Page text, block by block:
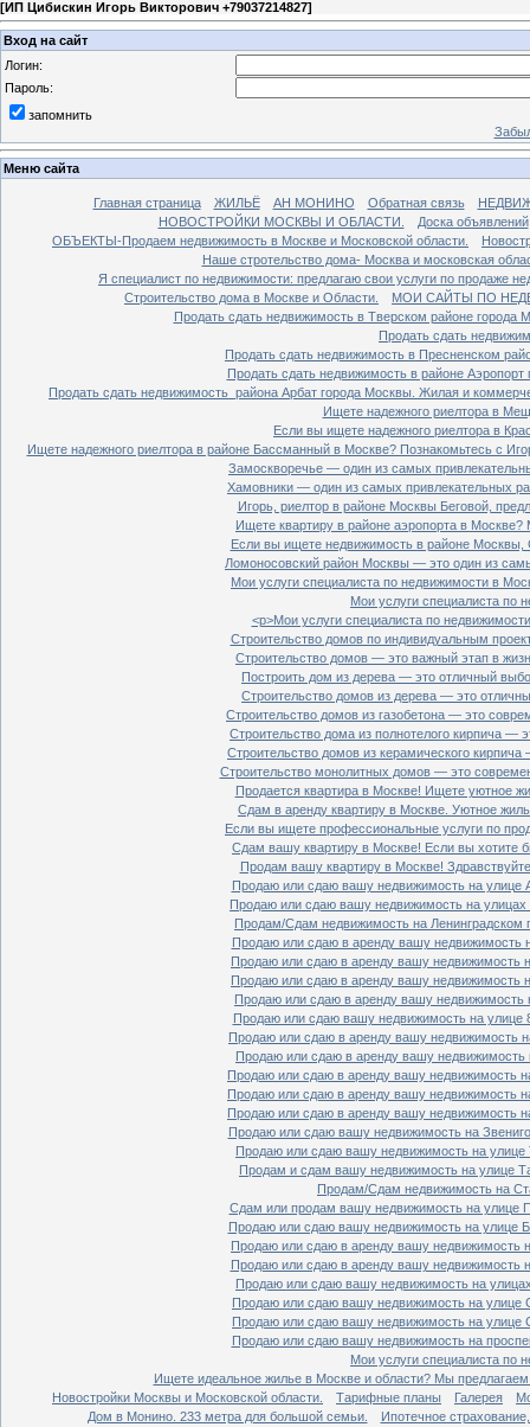
[ИП Цибискин Игорь Викторович +79037214827]
Вход на сайт
Логин:
Пароль:
запомнить
Меню сайта
Главная страница ЖИЛЬЁ АН МОНИНО Обратная связь
НОВОСТРОЙКИ МОСКВЫ И ОБЛАСТИ.
Доска объявлений
ОБЪЕКТЫ-Продаем недвижимость в Москве и Московской области.
Наше стротельство дома- Москва и московская
Я специалист по недвижимости: предлагаю свои услуги по продаже
Строительство дома в Москве и Области.
МОИ САЙТЫ ПО
Продать сдать недвижимость в Тверском районе города
Продать сдать
Продать сдать недвижимость в Пресненском
Продать сдать недвижимость в районе
Продать сдать недвижимость района Арбат города Москвы. Жилая и
Ищете надежного риелтора в
Если вы ищете надежного риелтора в
Ищете надежного риелтора в районе Бассманный в Москве? Познакомьтесь с
Замоскворечье — один из самых
Хамовники — один из самых привлекательных
Игорь, риелтор в районе Москвы Беговой,
Ищете квартиру в районе аэропорта в
Если вы ищете недвижимость в районе Москвы,
Ломоносовский район Москвы — это один из
Мои услуги специалиста по недвижимости в
Мои услуги специалиста по
<p>Мои услуги специалиста по
Строительство домов по индивидуальным
Строительство домов — это важный этап в
Построить дом из дерева — это отличный
Строительство домов из дерева — это
Строительство домов из газобетона — это
Строительство дома из полнотелого кирпича —
Строительство домов из керамического
Строительство монолитных домов — это
Продается квартира в Москве! Ищете уютное
Сдам в аренду квартиру в Москве. Уютное
Если вы ищете профессиональные услуги по
Сдам вашу квартиру в Москве! Если вы хотите
Продам вашу квартиру в Москве!
Продаю или сдаю вашу недвижимость на улице
Продаю или сдаю вашу недвижимость на
Продам/Сдам недвижимость на Ленинградском
Продаю или сдаю в аренду вашу недвижимость
Продаю или сдаю в аренду вашу недвижимость
Продаю или сдаю в аренду вашу недвижимость
Продаю или сдаю в аренду вашу недвижимость
Продаю или сдаю вашу недвижимость на улице
Продаю или сдаю в аренду вашу недвижимость
Продаю или сдаю в аренду вашу недвижимость
Продаю или сдаю в аренду вашу недвижимость
Продаю или сдаю в аренду вашу недвижимость
Продаю или сдаю в аренду вашу недвижимость
Продаю или сдаю вашу недвижимость на
Продаю или сдаю вашу недвижимость на улице
Продам и сдам вашу недвижимость на улице
Продам/Сдам недвижимость на
Сдам или продам вашу недвижимость на улице
Продаю или сдаю вашу недвижимость на улице
Продаю или сдаю в аренду вашу недвижимость
Продаю или сдаю в аренду вашу недвижимость
Продаю или сдаю вашу недвижимость на
Продаю или сдаю вашу недвижимость на улице
Продаю или сдаю вашу недвижимость на улице
Продаю или сдаю вашу недвижимость на
Мои услуги специалиста по
Ищете идеальное жилье в Москве и области? Мы
Новостройки Москвы и Московской области.
Тарифные планы Галерея
Дом в Монино. 233 метра для большой семьи.
Ипотечное